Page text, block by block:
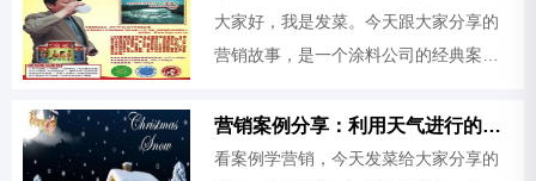
了。他的成就，除了绘画之外
大家好，我是发菜。今天跟大家分享的
营销故事，是一个涂料公司的经典案
产涂料的企业。产品主要是我们装修房
子是刷墙用的，墙面漆。他们最
营销案例分享：利用天气进行的营销
看案例学营销，今天发菜给大家分享的